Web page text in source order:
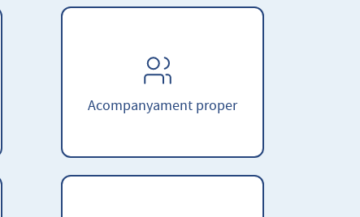
Acompanyament proper